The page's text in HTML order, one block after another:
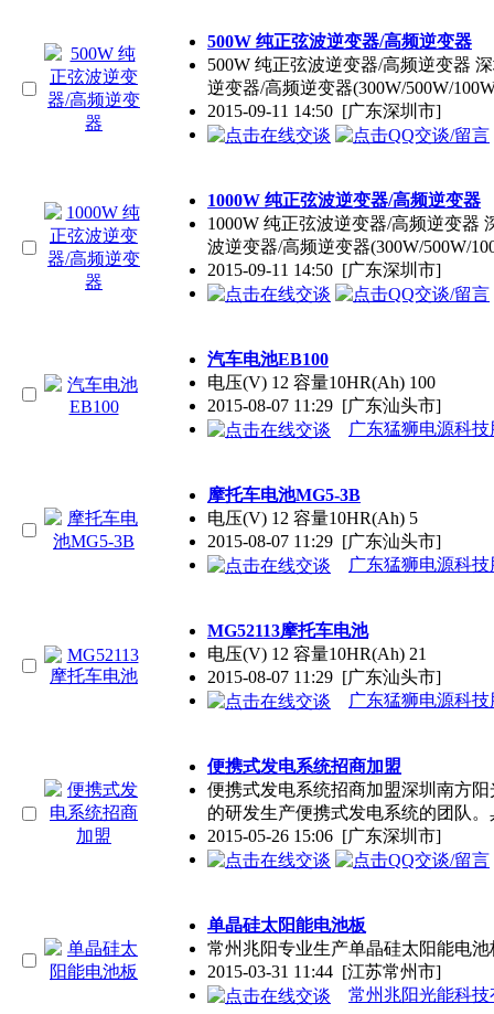
500W 纯正弦波逆变器/高频逆变器
500W 纯正弦波逆变器/高频逆变器
逆变器/高频逆变器(300W/500W/
2015-09-11 14:50 [广东深圳市]
1000W 纯正弦波逆变器/高频逆变器
1000W 纯正弦波逆变器/高频逆变器
波逆变器/高频逆变器(300W/500W/
2015-09-11 14:50 [广东深圳市]
汽车电池EB100
电压(V) 12 容量10HR(Ah) 100
2015-08-07 11:29 [广东汕头市]
广东猛狮电源科
摩托车电池MG5-3B
电压(V) 12 容量10HR(Ah) 5
2015-08-07 11:29 [广东汕头市]
广东猛狮电源科
MG52113摩托车电池
电压(V) 12 容量10HR(Ah) 21
2015-08-07 11:29 [广东汕头市]
广东猛狮电源科
便携式发电系统招商加盟
便携式发电系统招商加盟深圳南方
的研发生产便携式发电系统的团队。
2015-05-26 15:06 [广东深圳市]
单晶硅太阳能电池板
常州兆阳专业生产单晶硅太阳能电池
2015-03-31 11:44 [江苏常州市]
常州兆阳光能科技